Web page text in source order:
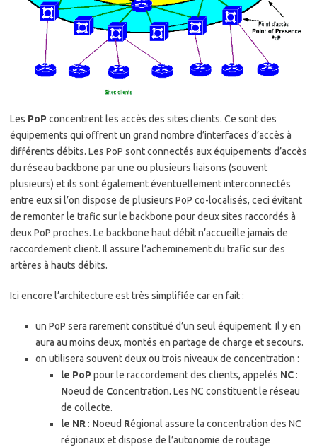
Les PoP concentrent les accès des sites clients. Ce sont des
équipements qui offrent un grand nombre d’interfaces d’accès à
différents débits. Les PoP sont connectés aux équipements d’accès
du réseau backbone par une ou plusieurs liaisons (souvent
plusieurs) et ils sont également éventuellement interconnectés
entre eux si l’on dispose de plusieurs PoP co-localisés, ceci évitant
de remonter le trafic sur le backbone pour deux sites raccordés à
deux PoP proches. Le backbone haut débit n’accueille jamais de
raccordement client. Il assure l’acheminement du trafic sur des
artères à hauts débits.
Ici encore l’architecture est très simplifiée car en fait :
un PoP sera rarement constitué d’un seul équipement. Il y en
aura au moins deux, montés en partage de charge et secours.
on utilisera souvent deux ou trois niveaux de concentration :
le PoP pour le raccordement des clients, appelés NC:
Noeud de Concentration. Les NC constituent le réseau
de collecte.
le NR: Noeud Régional assure la concentration des NC
régionaux et dispose de l’autonomie de routage